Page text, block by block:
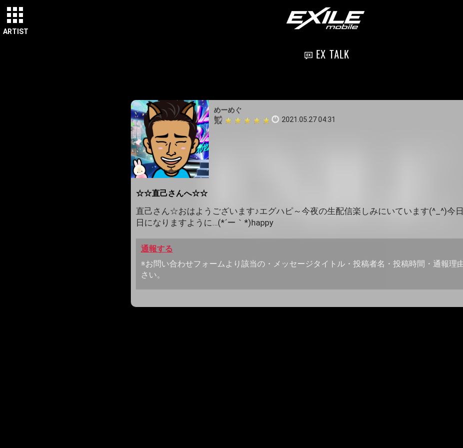
ARTIST
EX TALK
めーめぐ
2021.05.27 04:31
☆☆直己さんへ☆☆
直己さん☆おはようございます♪エグハピ～今夜の生配信楽しみにいています(^_^)今
日になりますように…(*´ー｀*)happy
通報する
※お問い合わせフォームより該当の・メッセージタイトル・投稿者名・投稿時間・通報理
さい。